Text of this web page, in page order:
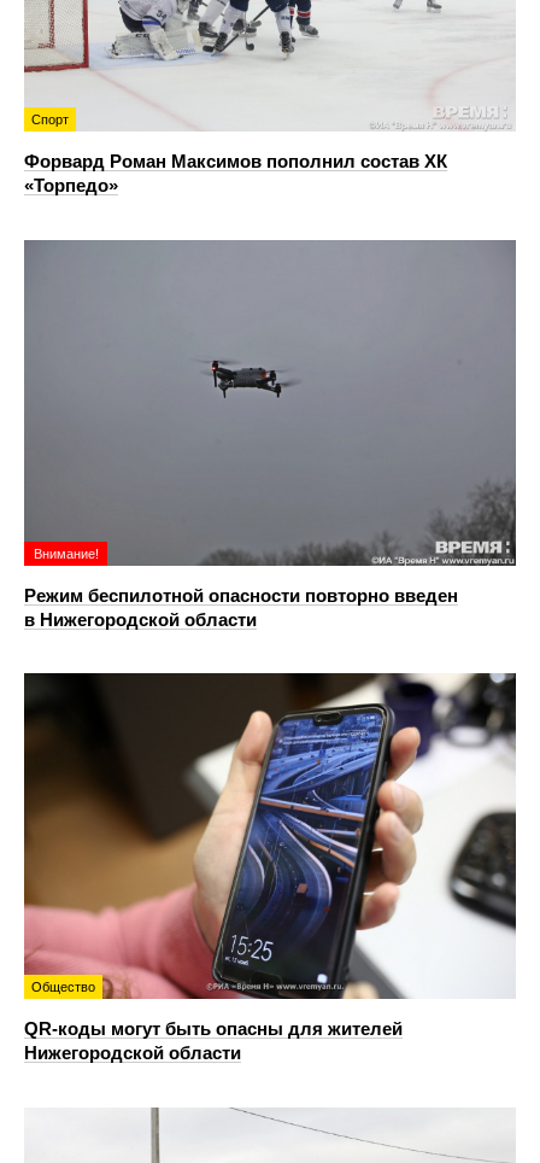
Спорт
Форвард Роман Максимов пополнил состав ХК
«Торпедо»
Внимание!
Режим беспилотной опасности повторно введен
в Нижегородской области
Общество
QR-коды могут быть опасны для жителей
Нижегородской области